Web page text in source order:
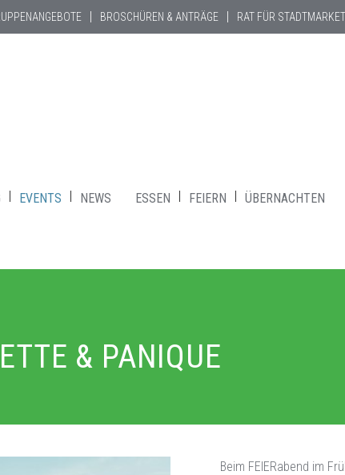
BROSCHÜREN & ANTRÄGE RAT FÜR
EVENTS NEWS ESSEN FEIERN ÜBERNACHTEN
& PANIQUE
Beim FEIERabend im